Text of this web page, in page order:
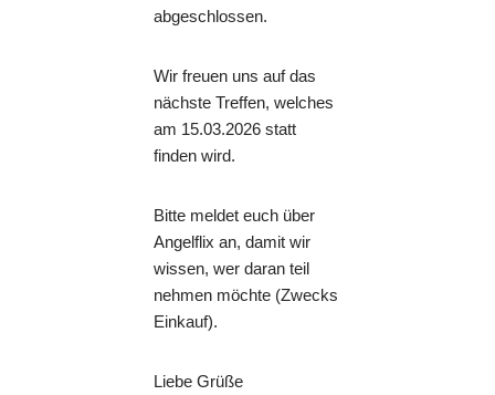
abgeschlossen.
Wir freuen uns auf das
nächste Treffen, welches
am 15.03.2026 statt
finden wird.
Bitte meldet euch über
Angelflix an, damit wir
wissen, wer daran teil
nehmen möchte (Zwecks
Einkauf).
Liebe Grüße